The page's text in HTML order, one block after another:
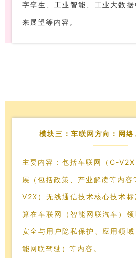
字孪生、工业智能、工业大数
来展望等内容。
模块三：车联网方向：网络
主要内容：包括车联网（C-
展（包括政策、产业解读等内
V2X）无线通信技术核心技术
算在车联网（智能网联汽车）
安全与用户隐私保护、应用领
能网联驾驶）等内容。